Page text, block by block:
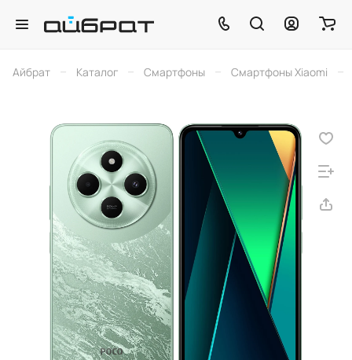
Айбрат – Каталог – Смартфоны – Смартфоны Xiaomi –